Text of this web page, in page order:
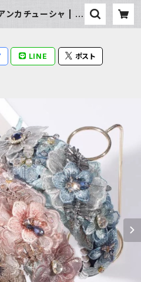
ンカチューシャ | M
LINE ポスト